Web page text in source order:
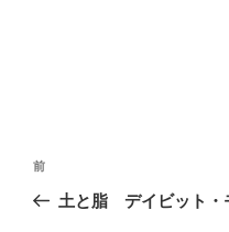
投
前
の
前
土と脂 デイビット・